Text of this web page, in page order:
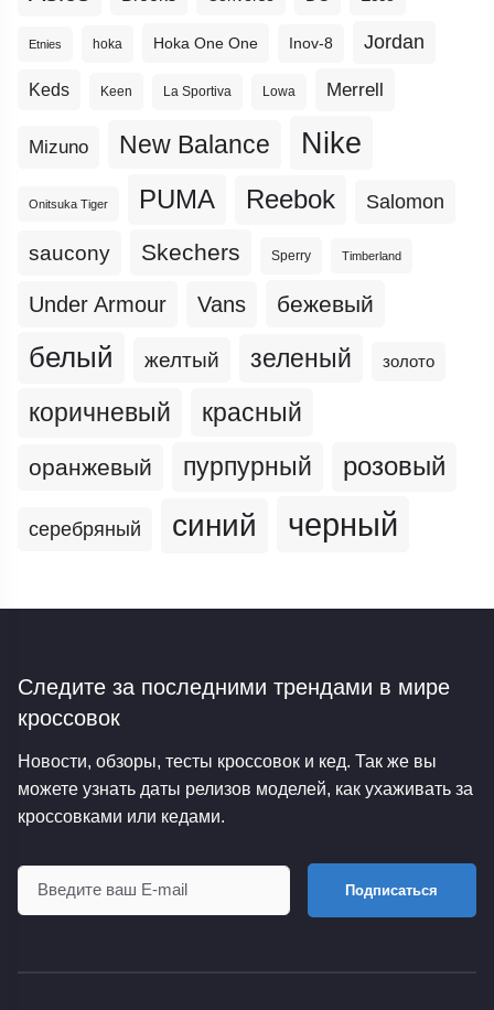
Etnies hoka Hoka One One Inov-8 Jordan
Keds Keen La Sportiva Lowa Merrell
Mizuno New Balance Nike
Onitsuka Tiger PUMA Reebok Salomon
saucony Skechers Sperry Timberland
Under Armour Vans бежевый
белый желтый зеленый золото
коричневый красный
оранжевый пурпурный розовый
серебряный синий черный
Следите за последними трендами в мире
кроссовок
Новости, обзоры, тесты кроссовок и кед. Так же вы
можете узнать даты релизов моделей, как ухаживать за
кроссовками или кедами.
Подписаться